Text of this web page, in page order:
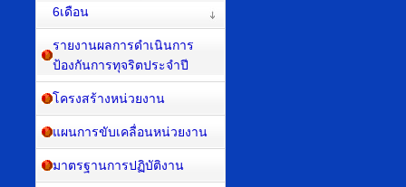
6เดือน
รายงานผลการดำเนินการ
ป้องกันการทุจริตประจำปี
โครงสร้างหน่วยงาน
แผนการขับเคลื่อนหน่วยงาน
มาตรฐานการปฏิบัติงาน